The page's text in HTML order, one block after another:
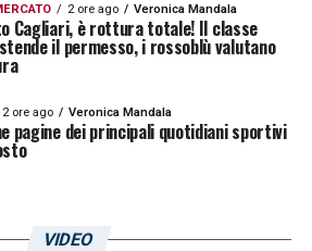
2 ore ago Veronica Mandala
Cagliari, è rottura totale! Il classe
il permesso, i rossoblù valutano
2 ore ago Veronica Mandala
pagine dei principali quotidiani sportivi
VIDEO